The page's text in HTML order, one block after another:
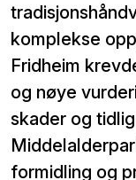
komplekse
Fridheim
og nøye
skader og
formidling og